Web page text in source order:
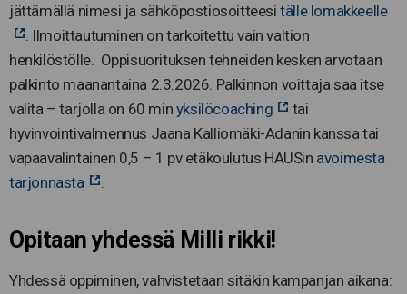
jättämällä nimesi ja sähköpostiosoitteesitälle lomakkeelle
. Ilmoittautuminen on tarkoitettu vain valtion
henkilöstölle. Oppisuorituksen tehneiden kesken arvotaan
palkinto maanantaina 2.3.2026. Palkinnon voittaja saa itse
valita – tarjolla on 60 min yksilöcoaching
tai
hyvinvointivalmennus Jaana Kalliomäki-Adanin kanssa tai
vapaavalintainen 0,5 – 1 pv etäkoulutus HAUSin avoimesta
tarjonnasta
Opitaan yhdessä Milli rikki!
Yhdessä oppiminen, vahvistetaan sitäkin kampanjan aikana: